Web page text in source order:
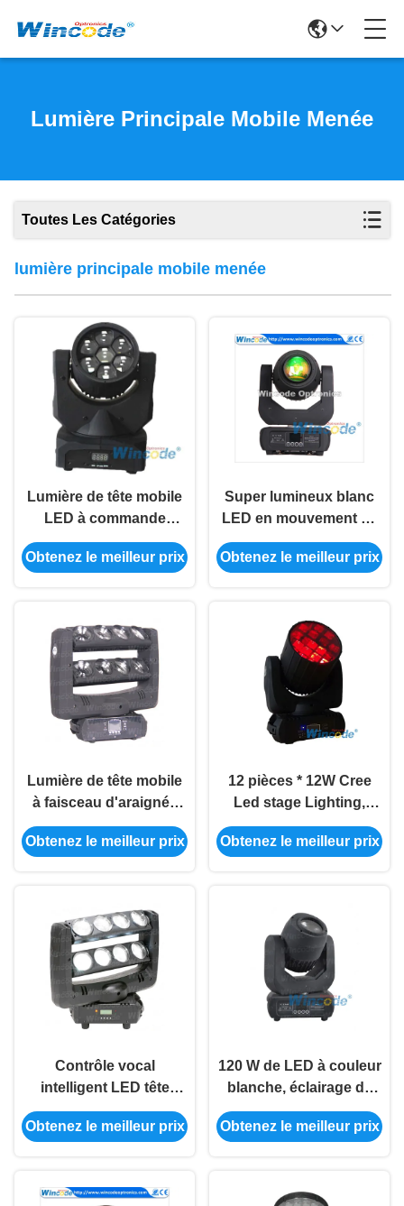
Lumière Principale Mobile Menée
Toutes Les Catégories
lumière principale mobile menée
Lumière de tête mobile
LED à commande
intelligente 7*10W 0-
100% Dimmer linéaire
Obtenez le meilleur prix
Super lumineux blanc
LED en mouvement de
la tête de lumière 37500
Lux Avec 16 / 14 / 12 /
Obtenez le meilleur prix
Lumière de tête mobile
à faisceau d'araignée
LED 8pcs 12W 4 en une
couleur pour spectacle
Obtenez le meilleur prix
12 pièces * 12W Cree
Led stage Lighting,
Quad Multiplex Cheap
bougeant des phares
Obtenez le meilleur prix
Contrôle vocal
intelligent LED tête
mobile lumière
motorisée focalisée
Obtenez le meilleur prix
120 W de LED à couleur
blanche, éclairage de
tête mobile
Obtenez le meilleur prix